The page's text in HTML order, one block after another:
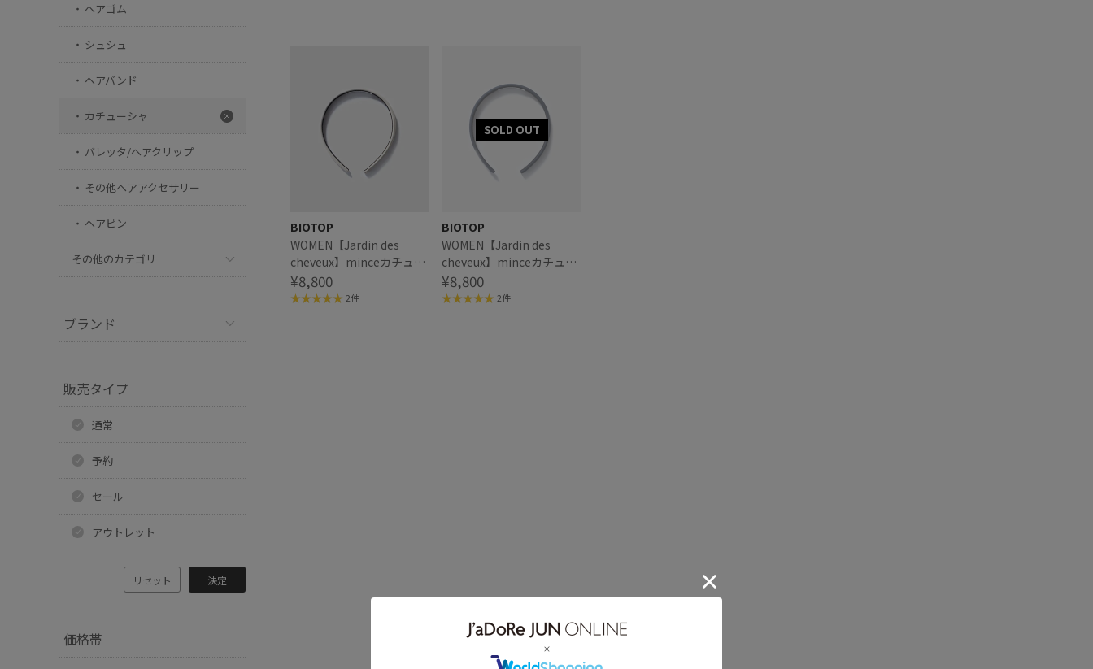
ヘアゴム
シュシュ
ヘアバンド
カチューシャ
バレッタ/ヘアクリップ
その他ヘアアクセサリー
ヘアピン
その他のカテゴリ
ブランド
販売タイプ
通常
予約
セール
アウトレット
リセット 決定
価格帯
BIOTOP
WOMEN【Jardin des
cheveux】minceカチュー
シャ
¥8,800
2件
BIOTOP
WOMEN【Jardin des
cheveux】minceカチュー
シャ
¥8,800
2件